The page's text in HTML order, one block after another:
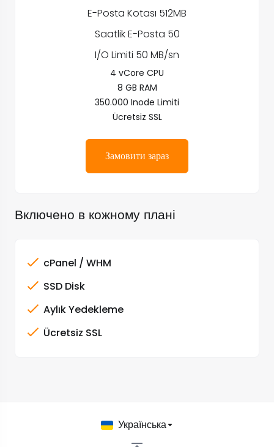
E-Posta Kotası 512MB
Saatlik E-Posta 50
I/O Limiti 50 MB/sn
4 vCore CPU
8 GB RAM
350.000 Inode Limiti
Ücretsiz SSL
Замовити зараз
Включено в кожному плані
cPanel / WHM
SSD Disk
Aylık Yedekleme
Ücretsiz SSL
Українська